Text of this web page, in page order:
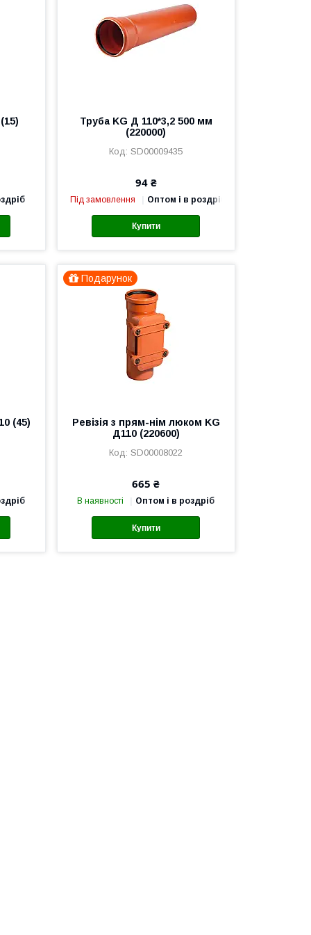
Труба KG Д 110*3,2 500 мм
(220000)
SD00009435
94 ₴
Під замовлення Оптом і в роздріб
Купити
(45)
Подарунок
Ревізія з прям-нім люком KG
Д110 (220600)
SD00008022
665 ₴
В наявності Оптом і в роздріб
Купити